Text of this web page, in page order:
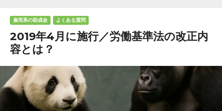
雇用系の助成金 よくある質問
2019年4月に施行／労働基準法の改正内
容とは？